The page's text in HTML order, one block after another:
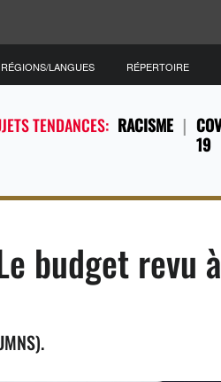
TENDANCES: RACISME
19
RÉGIONS/LANGUES RÉPERTOIRE
budget revu